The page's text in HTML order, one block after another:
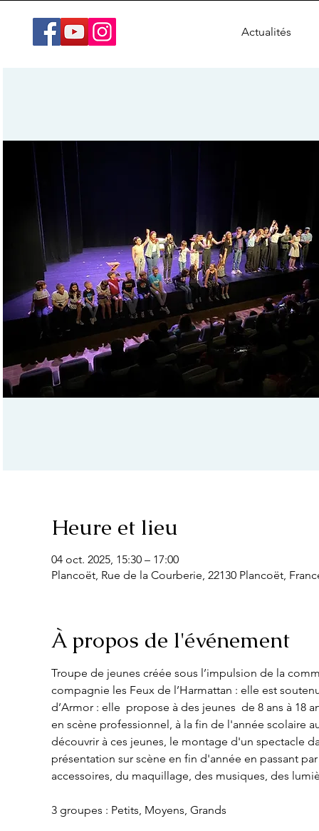
Actualités
Heure et lieu
04 oct. 2025, 15:30 – 17:00
Plancoët, Rue de la Courberie, 22130 Plancoët,
À propos de l'événement
Troupe de jeunes créée sous l’impulsion de la
compagnie les Feux de l’Harmattan : elle est
d’Armor : elle  propose à des jeunes  de 8 ans à 18
en scène professionnel, à la fin de l'année scolaire
découvrir à ces jeunes, le montage d'un spectacle
présentation sur scène en fin d'année en passant
accessoires, du maquillage, des musiques, des
3 groupes : Petits, Moyens, Grands